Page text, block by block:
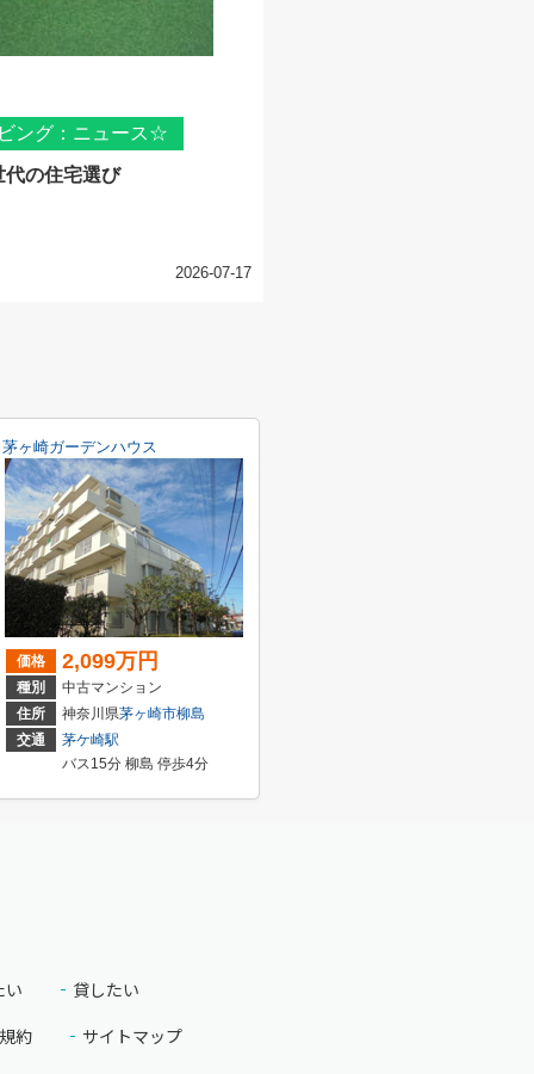
ング：ニュース☆
代の住宅選び
2026-07-17
57-2
茅ヶ崎ガーデンハウス
価格 2,099万円
種別
中古マンション
住所
神奈川県茅ヶ崎市柳島
交通
茅ケ崎駅
バス15分 柳島 停歩4分
い
貸したい
約
サイトマップ